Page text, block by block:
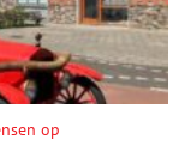
op